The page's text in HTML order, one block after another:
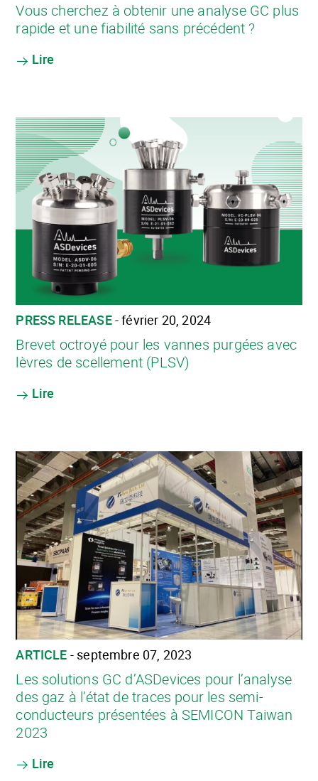
Vous cherchez à obtenir une analyse GC plus
rapide et une fiabilité sans précédent ?
Lire
PRESS RELEASE- février 20, 2024
Brevet octroyé pour les vannes purgées avec
lèvres de scellement (PLSV)
Lire
ARTICLE - septembre 07, 2023
Les solutions GC d’ASDevices pour l’analyse
des gaz à l’état de traces pour les semi-
conducteurs présentées à SEMICON Taiwan
2023
Lire